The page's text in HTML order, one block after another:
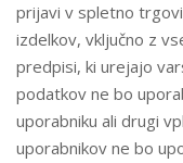
prijavi v spletno
izdelkov, vključno z
predpisi, ki urejajo
podatkov ne bo
uporabniku ali drugi
uporabnikov ne bo